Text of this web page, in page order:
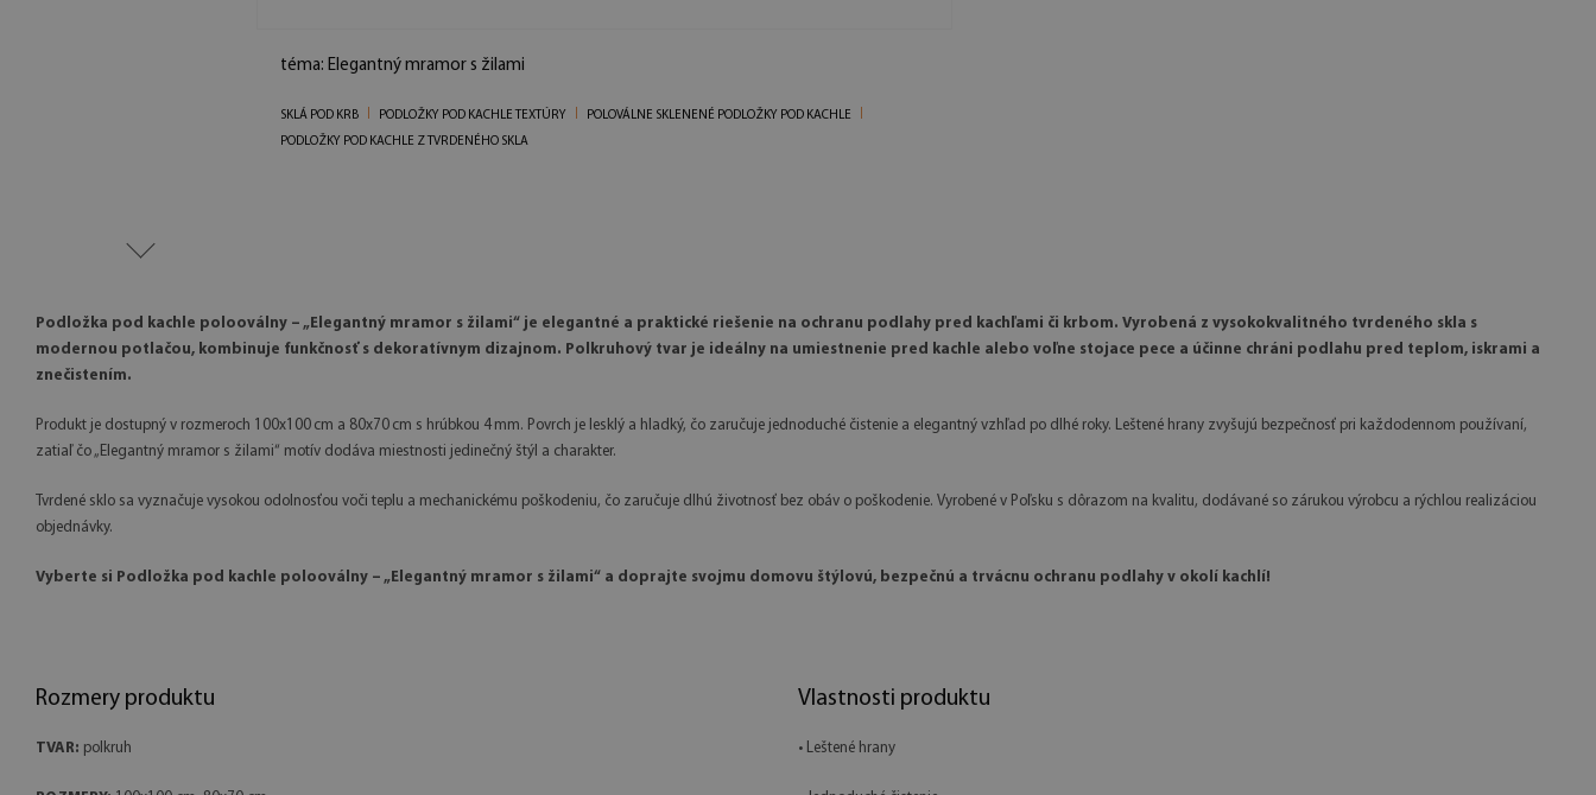
téma: Elegantný mramor s žilami
SKLÁ POD KRB PODLOŽKY POD KACHLE TEXTÚRY
POLOVÁLNE SKLENENÉ PODLOŽKY POD KACHLE
PODLOŽKY POD KACHLE Z TVRDENÉHO SKLA
Podložka pod kachle polooválny – „Elegantný mramor s žilami“ je elegantné a praktické riešenie na ochranu podlahy pred kachľami či krbom. Vyrobená z vysokokvalitného tvrdeného skla s
modernou potlačou, kombinuje funkčnosť s dekoratívnym dizajnom. Polkruhový tvar je ideálny na umiestnenie pred kachle alebo voľne stojace pece a účinne chráni podlahu pred teplom, iskrami a
znečistením.
Produkt je dostupný v rozmeroch 100x100 cm a 80x70 cm s hrúbkou 4 mm. Povrch je lesklý a hladký, čo zaručuje jednoduché čistenie a elegantný vzhľad po dlhé roky. Leštené hrany zvyšujú bezpečnosť pri každodennom používaní,
zatiaľ čo „Elegantný mramor s žilami“ motív dodáva miestnosti jedinečný štýl a charakter.
Tvrdené sklo sa vyznačuje vysokou odolnosťou voči teplu a mechanickému poškodeniu, čo zaručuje dlhú životnosť bez obáv o poškodenie. Vyrobené v Poľsku s dôrazom na kvalitu, dodávané so zárukou výrobcu a rýchlou realizáciou
objednávky.
Vyberte si Podložka pod kachle polooválny – „Elegantný mramor s žilami“ a doprajte svojmu domovu štýlovú, bezpečnú a trvácnu ochranu podlahy v okolí kachlí!
Rozmery produktu
TVAR: polkruh
Vlastnosti produktu
• Leštené hrany